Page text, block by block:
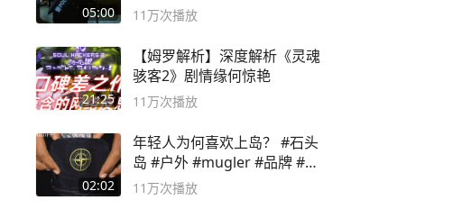
05:00 音小助手
11万次播放
21:25
【姆罗解析】深度解析《灵魂
骇客2》剧情缘何惊艳
11万次播放
02:02
年轻人为何喜欢上岛？ #石头
岛 #户外 #mugler #品牌 #足
球流氓
11万次播放